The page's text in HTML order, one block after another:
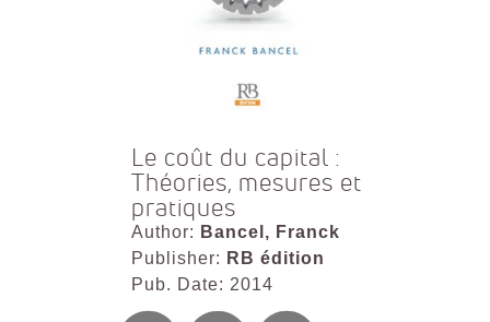
Le coût du capital :
Théories, mesures et
pratiques
Author: Bancel, Franck
Publisher: RB édition
Pub. Date: 2014